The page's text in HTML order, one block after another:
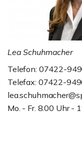
Lea Schuhmacher
Telefon: 07422-
Telefax: 07422-
Mo. - Fr. 8.00 Uhr -